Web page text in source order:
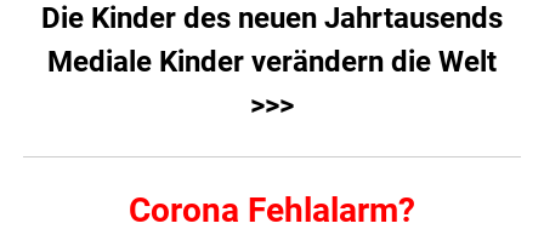
Die Kinder des neuen Jahrtausends
Mediale Kinder verändern die Welt
>>>
Corona Fehlalarm?